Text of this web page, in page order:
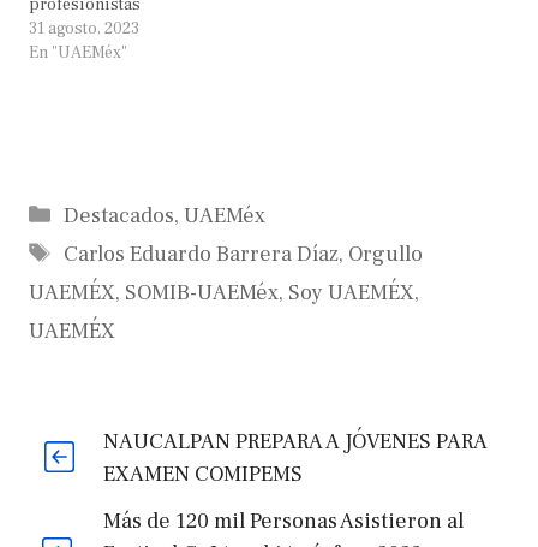
profesionistas
31 agosto, 2023
En "UAEMéx"
Categorías
Destacados, UAEMéx
Etiquetas
Carlos Eduardo Barrera Díaz, Orgullo
UAEMÉX, SOMIB-UAEMéx, Soy UAEMÉX,
UAEMÉX
NAUCALPAN PREPARA A JÓVENES PARA
EXAMEN COMIPEMS
Más de 120 mil Personas Asistieron al